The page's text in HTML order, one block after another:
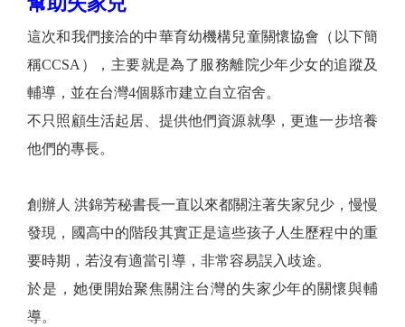
這次和我們接洽的中華育幼機構兒童關懷協會（以下簡
稱CCSA），主要就是為了服務離院少年少女的追蹤及
輔導，並在台灣4個縣市建立自立宿舍。
不只照顧生活起居、提供他們資源就學，更進一步培養
他們的專長。
創辦人 洪錦芳秘書長一直以來都關注著失家兒少，慢慢
發現，國高中的階段其實正是這些孩子人生歷程中的重
要時期，若沒有適當引導，非常容易誤入歧途。
於是，她便開始聚焦關注台灣的失家少年的關懷與輔
導。